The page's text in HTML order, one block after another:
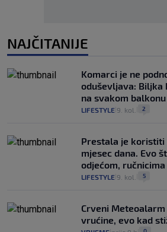
NAJČITANIJE
Komarci je ne
oduševljava:
na svakom balkonu
LIFESTYLE 9. kol. 2
Prestala je koristiti
mjesec dana. Evo
odjećom,
LIFESTYLE 9. kol. 5
Crveni Meteoalarm
vrućine, evo kad